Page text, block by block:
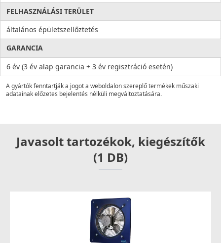
FELHASZNÁLÁSI TERÜLET
általános épületszellőztetés
GARANCIA
6 év (3 év alap garancia + 3 év regisztráció esetén)
A gyártók fenntartják a jogot a weboldalon szereplő termékek műszaki
adatainak előzetes bejelentés nélküli megváltoztatására.
Javasolt tartozékok, kiegészítők
(1 DB)